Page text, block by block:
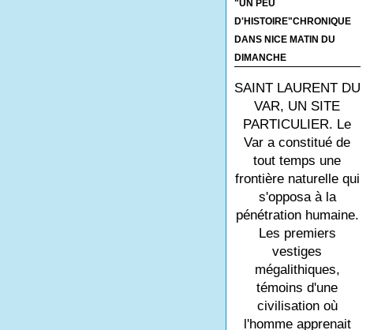
"UN PEU
D'HISTOIRE"CHRONIQUE
DANS NICE MATIN DU
DIMANCHE
SAINT LAURENT DU
VAR, UN SITE
PARTICULIER. Le
Var a constitué de
tout temps une
frontière naturelle qui
s'opposa à la
pénétration humaine.
Les premiers
vestiges
mégalithiques,
témoins d'une
civilisation où
l'homme apprenait